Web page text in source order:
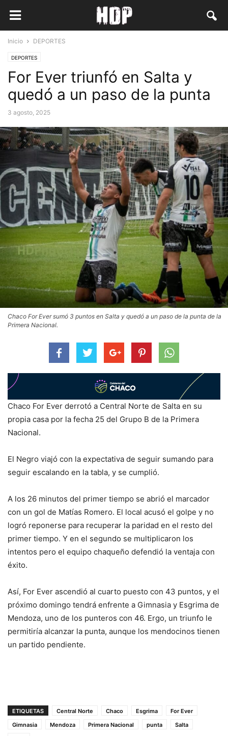
Inicio DEPORTES
DEPORTES
For Ever triunfó en Salta y
quedó a un paso de la punta
3 agosto, 2025
Chaco For Ever sumó 3 puntos en Salta y quedó a un paso de la punta de la
Primera Nacional.
Chaco For Ever derrotó a Central Norte de Salta en su
propia casa por la fecha 25 del Grupo B de la Primera
Nacional.
El Negro viajó con la expectativa de seguir sumando para
seguir escalando en la tabla, y se cumplió.
A los 26 minutos del primer tiempo se abrió el marcador
con un gol de Matías Romero. El local acusó el golpe y no
logró reponerse para recuperar la paridad en el resto del
primer tiempo. Y en el segundo se multiplicaron los
intentos pero el equipo chaqueño defendió la ventaja con
éxito.
Así, For Ever ascendió al cuarto puesto con 43 puntos, y el
próximo domingo tendrá enfrente a Gimnasia y Esgrima de
Mendoza, uno de los punteros con 46. Ergo, un triunfo le
permitiría alcanzar la punta, aunque los mendocinos tienen
un partido pendiente.
ETIQUETAS Central Norte Chaco Esgrima
For Ever
Gimnasia
Mendoza Primera Nacional punta
Salta